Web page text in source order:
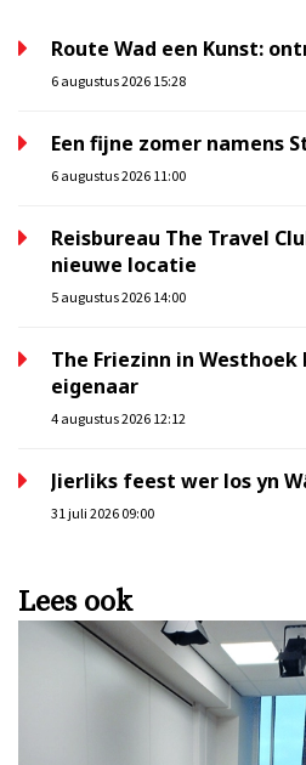
Route Wad een Kunst:
6 augustus 2026 15:28
Een fijne zomer namens
6 augustus 2026 11:00
Reisbureau The Travel
nieuwe locatie
5 augustus 2026 14:00
The Friezinn in
eigenaar
4 augustus 2026 12:12
Jierliks feest wer los yn
31 juli 2026 09:00
Lees ook